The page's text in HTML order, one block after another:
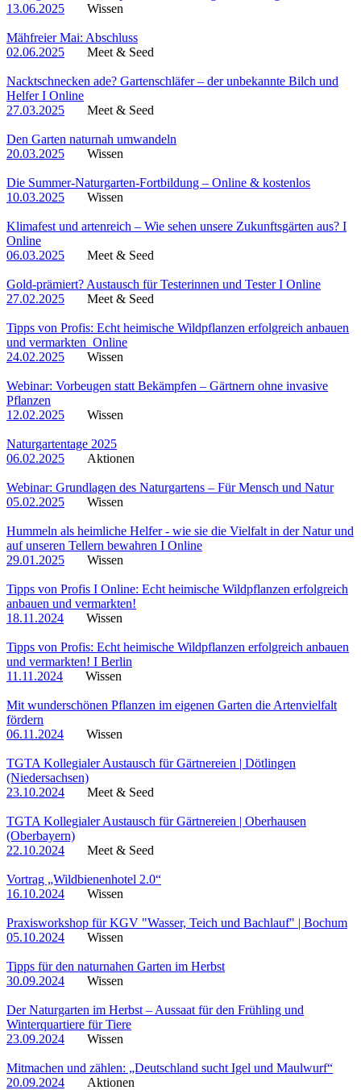
13.06.2025
Wissen
Mähfreier Mai: Abschluss
02.06.2025
Meet & Seed
Nacktschnecken ade? Gartenschläfer – der unbekannte Bilch und
Helfer I Online
27.03.2025
Meet & Seed
Den Garten naturnah umwandeln
20.03.2025
Wissen
Die Summer-Naturgarten-Fortbildung – Online & kostenlos
10.03.2025
Wissen
Klimafest und artenreich – Wie sehen unsere Zukunftsgärten aus? I
Online
06.03.2025
Meet & Seed
Gold-prämiert? Austausch für Testerinnen und Tester I Online
27.02.2025
Meet & Seed
Tipps von Profis: Echt heimische Wildpflanzen erfolgreich anbauen
und vermarkten_Online
24.02.2025
Wissen
Webinar: Vorbeugen statt Bekämpfen – Gärtnern ohne invasive
Pflanzen
12.02.2025
Wissen
Naturgartentage 2025
06.02.2025
Aktionen
Webinar: Grundlagen des Naturgartens – Für Mensch und Natur
05.02.2025
Wissen
Hummeln als heimliche Helfer - wie sie die Vielfalt in der Natur und
auf unseren Tellern bewahren I Online
29.01.2025
Wissen
Tipps von Profis I Online: Echt heimische Wildpflanzen erfolgreich
anbauen und vermarkten!
18.11.2024
Wissen
Tipps von Profis: Echt heimische Wildpflanzen erfolgreich anbauen
und vermarkten! I Berlin
11.11.2024
Wissen
Mit wunderschönen Pflanzen im eigenen Garten die Artenvielfalt
fördern
06.11.2024
Wissen
TGTA Kollegialer Austausch für Gärtnereien | Dötlingen
(Niedersachsen)
23.10.2024
Meet & Seed
TGTA Kollegialer Austausch für Gärtnereien | Oberhausen
(Oberbayern)
22.10.2024
Meet & Seed
Vortrag „Wildbienenhotel 2.0“
16.10.2024
Wissen
Praxisworkshop für KGV "Wasser, Teich und Bachlauf" | Bochum
05.10.2024
Wissen
Tipps für den naturnahen Garten im Herbst
30.09.2024
Wissen
Der Naturgarten im Herbst – Aussaat für den Frühling und
Winterquartiere für Tiere
23.09.2024
Wissen
Mitmachen und zählen: „Deutschland sucht Igel und Maulwurf“
20.09.2024
Aktionen